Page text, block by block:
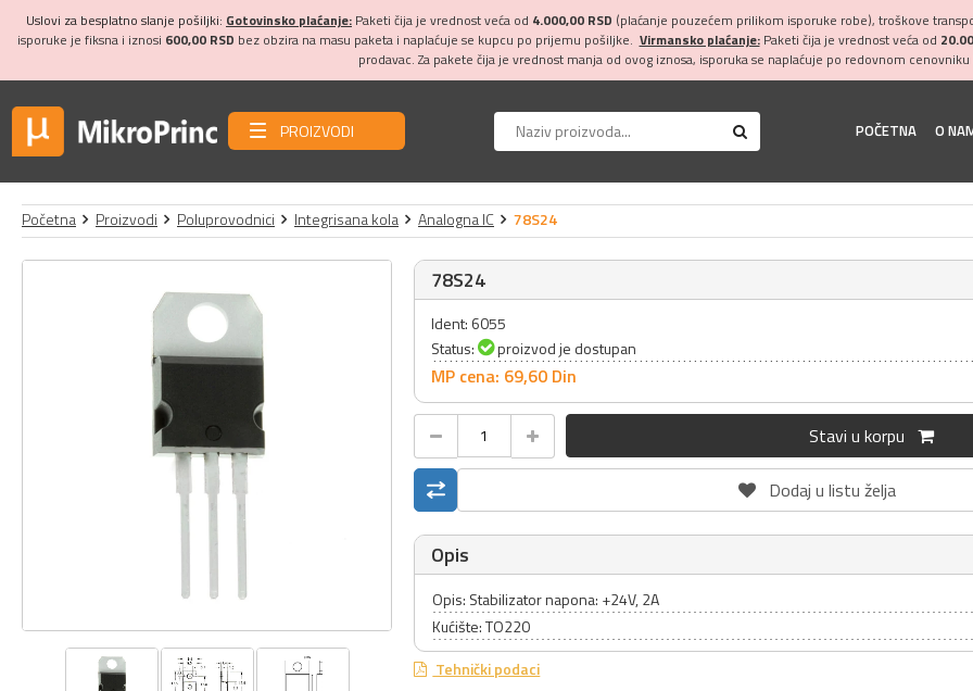
Uslovi za besplatno slanje pošiljki: Gotovinsko plaćanje: Paketi čija je vrednost veća od 4.000,00 RSD (plaćanje pouzećem prilikom isporuke robe), troškove
isporuke je fiksna i iznosi 600,00 RSD bez obzira na masu paketa i naplaćuje se kupcu po prijemu pošiljke. Virmansko plaćanje:Paketi čija je vrednost veća od
prodavac. Za pakete čija je vrednost manja od ovog iznosa, isporuka se naplaćuje po redovnom
PROIZVODI POČETNA O
Početna Proizvodi Poluprovodnici Integrisana kola Analogna IC 78S24
78S24
Ident: 6055
Status:
proizvod je dostupan
MP cena: 69,60 Din
Stavi u korpu
Dodaj u listu želja
Opis
Opis: Stabilizator napona: +24V, 2A
Kućište: TO220
Tehnički podaci